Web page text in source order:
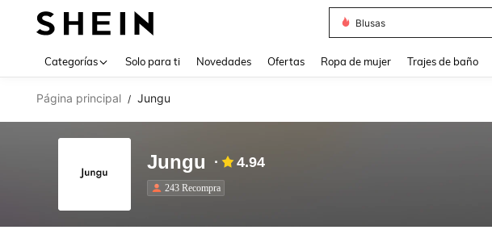
Blusas
Categorías Solo para ti Novedades Ofertas Ropa de mujer Trajes de baño
Página principal / Jungu
Jungu 4.94
243 Recompra